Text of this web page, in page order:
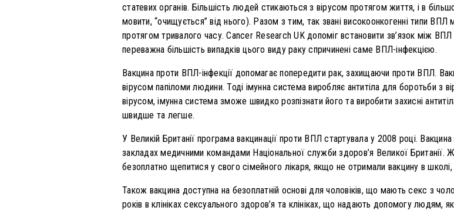
статевих органів. Більшість людей стикаються з вірусом протягом життя, і в
мовити, “очищується” від нього). Разом з тим, так звані високоонкогенні типи
протягом тривалого часу. Cancer Research UK допоміг встановити зв’язок між
переважна більшість випадків цього виду раку спричинені саме ВПЛ-інфекцією.
Вакцина проти ВПЛ-інфекції допомагає попередити рак, захищаючи проти ВПЛ.
вірусом папіломи людини. Тоді імунна система виробляє антитіла для боротьби з
вірусом, імунна система зможе швидко розпізнати його та виробити захисні
швидше та легше.
У Великій Британії програма вакцинації проти ВПЛ стартувала у 2008 році.
закладах медичними командами Національної служби здоров’я Великої Британії.
безоплатно щепитися у свого сімейного лікаря, якщо не отримали вакцину в школі,
Також вакцина доступна на безоплатній основі для чоловіків, що мають секс з
років в клініках сексуального здоров’я та клініках, що надають допомогу людям,